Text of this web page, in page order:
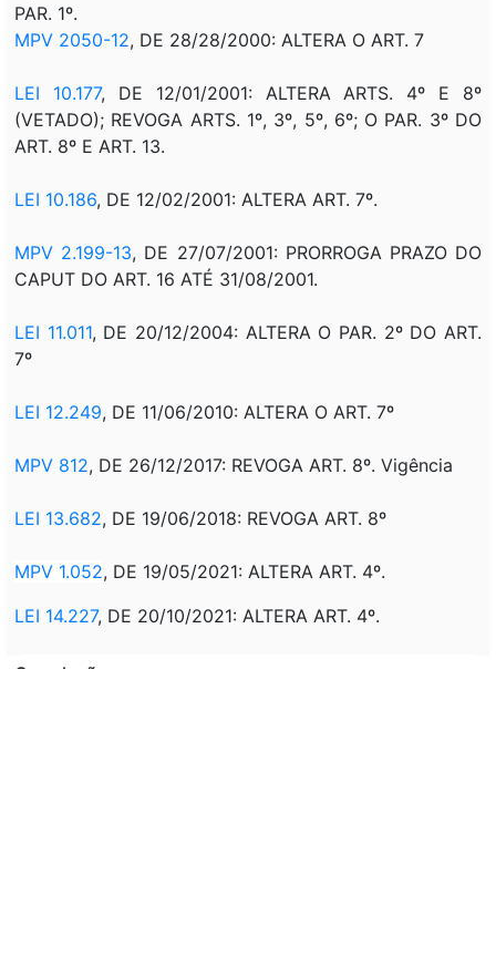
PAR. 1º.
MPV 2050-12, DE 28/28/2000: ALTERA O ART. 7
LEI 10.177, DE 12/01/2001: ALTERA ARTS. 4º E 8º
(VETADO); REVOGA ARTS. 1º, 3º, 5º, 6º; O PAR. 3º DO
ART. 8º E ART. 13.
LEI 10.186, DE 12/02/2001: ALTERA ART. 7º.
MPV 2.199-13, DE 27/07/2001: PRORROGA PRAZO DO
CAPUT DO ART. 16 ATÉ 31/08/2001.
LEI 11.011, DE 20/12/2004: ALTERA O PAR. 2º DO ART.
7º
LEI 12.249, DE 11/06/2010: ALTERA O ART. 7º
MPV 812, DE 26/12/2017: REVOGA ART. 8º. Vigência
LEI 13.682, DE 19/06/2018: REVOGA ART. 8º
MPV 1.052, DE 19/05/2021: ALTERA ART. 4º.
LEI 14.227, DE 20/10/2021: ALTERA ART. 4º.
Correlação: